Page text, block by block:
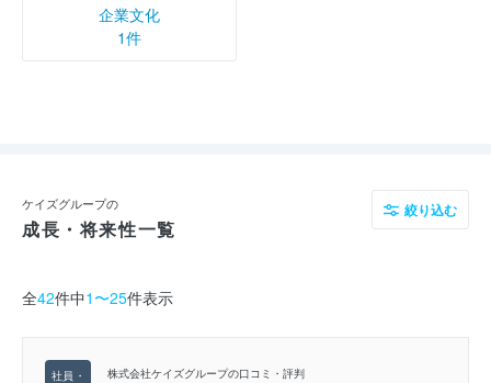
企業文化
1件
ケイズグループの
成長・将来性一覧
絞り込む
全42件中1〜25件表示
株式会社ケイズグループの口コミ・評判